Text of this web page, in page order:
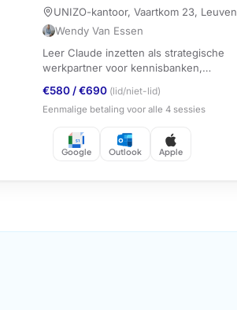
UNIZO-kantoor, Vaartkom 23, Leuven
Wendy Van Essen
Leer Claude inzetten als strategische
werkpartner voor kennisbanken,
€580 /€690 (lid/niet-lid)
Eenmalige betaling voor alle4 sessies
Google Outlook Apple